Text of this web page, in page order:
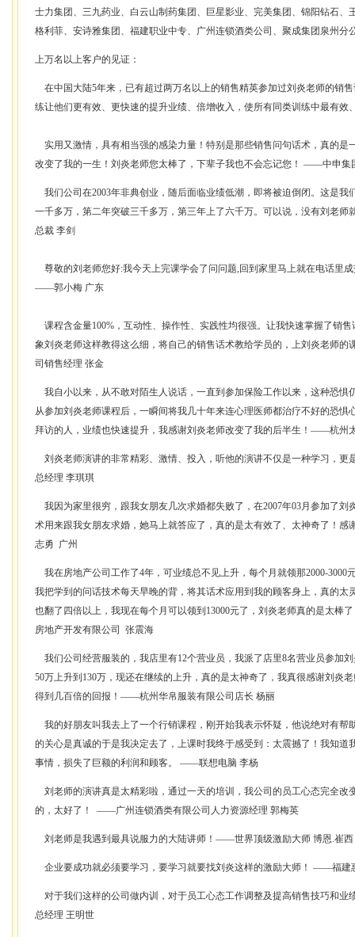
士力集团、三九药业、白云山制药集团、巨星影业、完美集团、锦阳钻石、
格利菲、安诗雅集团、福建职业中专、广州连锁酒类公司、聚成集团泉州
上万名以上客户的见证：
在中国大陆5年来，已有超过两万名以上的销售精英参加过刘炎老师的销
练让他们更有效、更快速的提升业绩、倍增收入，使所有同类训练中最有效
实用又激情，具有相当强的感染力量！特别是那些销售问句话术，真的是
改变了我的一生！刘炎老师您太棒了，下辈子我也不会忘记您！ ——中申集
我们公司在2003年非典创业，随后面临业绩低潮，即将被迫倒闭。这是我
一千多万，第二年突破三千多万，第三年上了六千万。可以说，没有刘老
总裁 李剑
尊敬的刘老师您好:我今天上完课学会了问问题,回到家里马上就在电话里
——郭小梅 广东
课程含金量100%，互动性、操作性、实践性均很强。让我快速掌握了销
象刘炎老师这样教得这么细，将自己的销售话术教给学员的，上刘炎老师
司销售经理 张金
我自小以来，从不敢对陌生人说话，一直到参加保险工作以来，这种恐惧
从参加刘炎老师课程后，一瞬间将我几十年来连心理医师都治疗不好的恐
拜访的人，业绩也快速提升，我感谢刘炎老师改变了我的后半生！——杭
刘炎老师演讲的非常精彩、激情、投入，听他的演讲不仅是一种学习，
总经理 李琪琪
我因为家里很穷，跟我女朋友几次求婚都失败了，在2007年03月参加了刘
术用来跟我女朋友求婚，她马上就答应了，真的是太有效了、太神奇了！
志勇 广州
我在房地产公司工作了4年，可业绩总不见上升，每个月就领那2000-3000
我把学到的问话技术每天早晚的背，将其话术应用到我的顾客身上，真的太
也翻了四倍以上，我现在每个月可以领到13000元了，刘炎老师真的是太
房地产开发有限公司 张震海
我们公司经营服装的，我店里有12个营业员，我派了店里8名营业员参加
50万上升到130万，现还在继续的上升，真的是太神奇了，我真很感谢刘炎
得到几百倍的回报！——杭州华帛服装有限公司店长 杨丽
我的好朋友叫我去上了一个行销课程，刚开始我表示怀疑，他说绝对有帮
的关心是真诚的于是我决定去了，上课时我终于感受到：太震撼了！我知道
事情，损失了巨额的利润和顾客。 ——联想电脑 李杨
刘老师的演讲真是太精彩啦，通过一天的培训，我公司的员工心态完全改
的，太好了！ ——广州连锁酒类有限公司人力资源经理 郭梅英
刘老师是我遇到最具说服力的大陆讲师！——世界顶级激励大师 博恩.崔西
企业要成功就必须要学习，要学习就要找刘炎这样的激励大师！ ——福建
对于我们这样的公司做内训，对于员工心态工作调整及提高销售技巧和
总经理 王明世